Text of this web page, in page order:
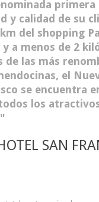
primera
y calidad de su
del shopping
y a menos de 2
de las más
el
se encuentra
los
SAN